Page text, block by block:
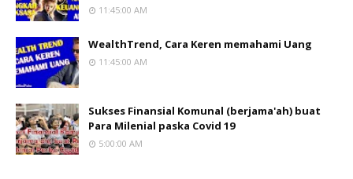
11:45:00 AM
WealthTrend, Cara Keren memahami Uang
11:45:00 AM
Sukses Finansial Komunal (berjama'ah) buat
Para Milenial paska Covid 19
5:00:00 AM